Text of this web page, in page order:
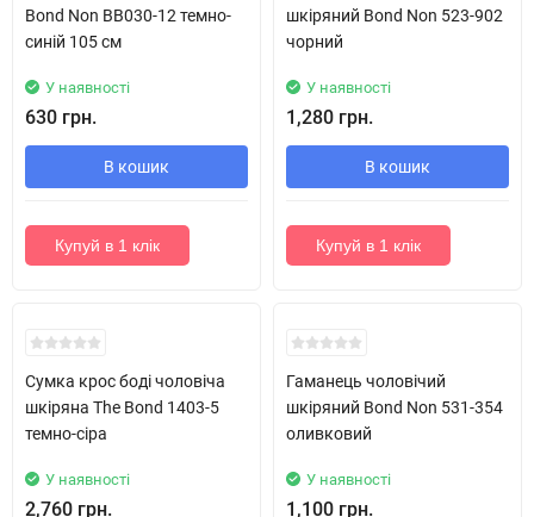
Bond Non BB030-12 темно-
синій 105 см
У наявності
630 грн.
В кошик
Купуй в 1 клік
шкіряний Bond Non 523-902
чорний
У наявності
1,280 грн.
В кошик
Купуй в 1 клік
Сумка крос боді чоловіча
шкіряна The Bond 1403-5
темно-сіра
У наявності
2,760 грн.
Гаманець чоловічий
шкіряний Bond Non 531-354
оливковий
У наявності
1,100 грн.